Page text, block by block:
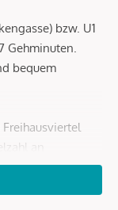
bzw. U1
Gehminuten.
bequem
an
und eine breite
Der beliebte